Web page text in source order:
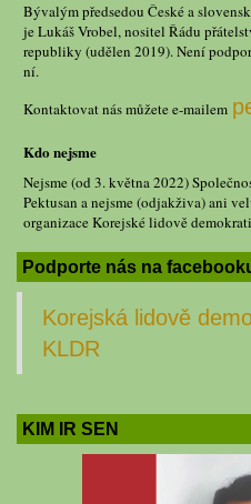
Bývalým předsedou České a
je Lukáš Vrobel, nositel Řádu
republiky (udělen 2019). Není
ní.
Kontaktovat nás můžete e-mailem
Kdo nejsme
Nejsme (od 3. května 2022)
Pektusan a nejsme (odjakživa) ani
organizace Korejské lidově
Podporte nás na
Korejská lidově
KLDR
KIM IR SEN